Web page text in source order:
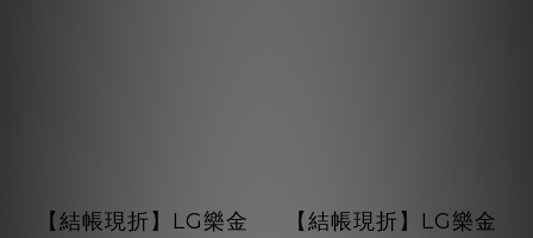
【結帳現折】LG樂金
【結帳現折】LG樂金